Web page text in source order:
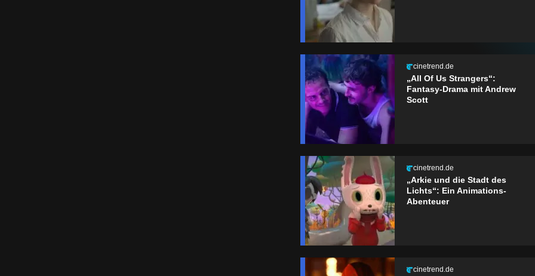
cinetrend.de
„All Of Us Strangers“:
Fantasy-Drama mit Andrew
Scott
cinetrend.de
„Arkie und die Stadt des
Lichts“: Ein Animations-
Abenteuer
cinetrend.de